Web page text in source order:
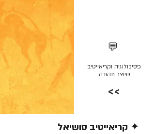
💬
פסיכולוגיה וקריאייטיב
שיוצר תהודה.
>>
✦ קריאייטיב סושיאל